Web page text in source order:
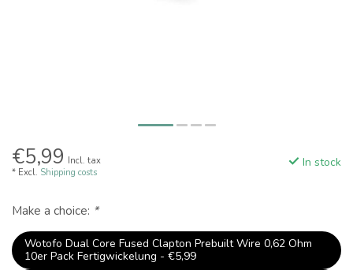
€5,99 Incl. tax
* Excl. Shipping costs
In stock
Make a choice: *
Wotofo Dual Core Fused Clapton Prebuilt Wire 0,62 Ohm
10er Pack Fertigwickelung - €5,99